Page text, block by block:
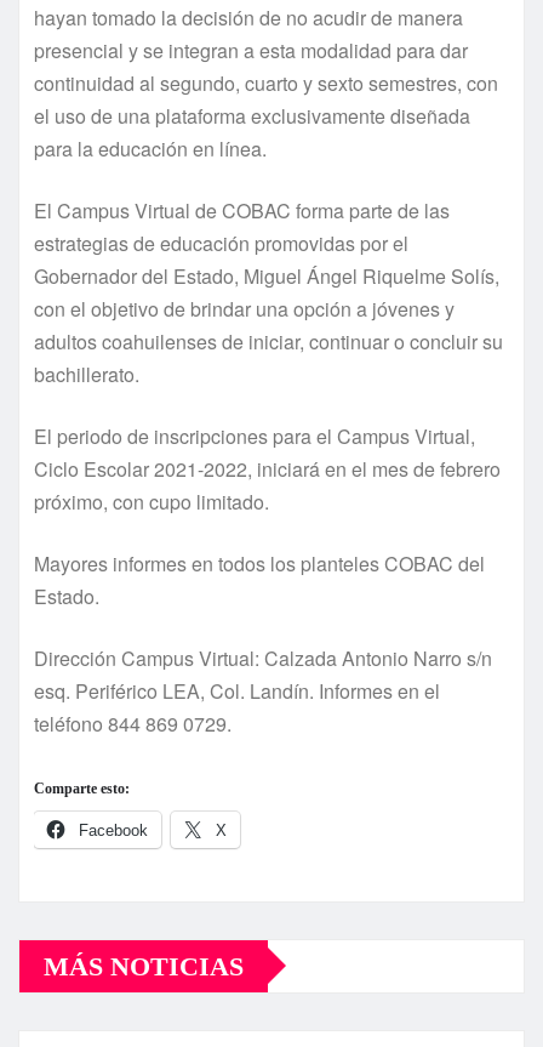
hayan tomado la decisión de no acudir de manera
presencial y se integran a esta modalidad para dar
continuidad al segundo, cuarto y sexto semestres, con
el uso de una plataforma exclusivamente diseñada
para la educación en línea.
El Campus Virtual de COBAC forma parte de las
estrategias de educación promovidas por el
Gobernador del Estado, Miguel Ángel Riquelme Solís,
con el objetivo de brindar una opción a jóvenes y
adultos coahuilenses de iniciar, continuar o concluir su
bachillerato.
El periodo de inscripciones para el Campus Virtual,
Ciclo Escolar 2021-2022, iniciará en el mes de febrero
próximo, con cupo limitado.
Mayores informes en todos los planteles COBAC del
Estado.
Dirección Campus Virtual: Calzada Antonio Narro s/n
esq. Periférico LEA, Col. Landín. Informes en el
teléfono 844 869 0729.
Comparte esto:
Facebook X
MÁS NOTICIAS